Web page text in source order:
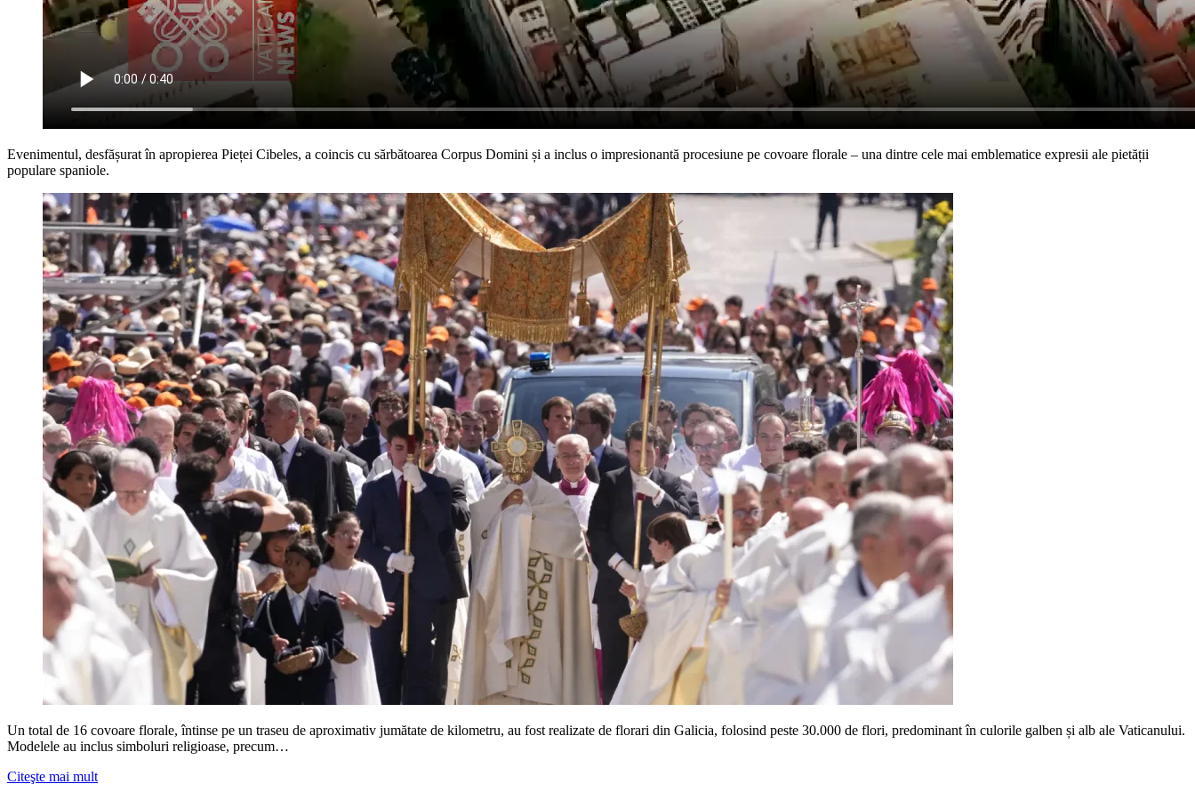
Evenimentul, desfășurat în apropierea Pieței Cibeles, a coincis cu sărbătoarea Corpus Domini și a inclus o impresionantă procesiune pe covoare florale – una dintre cele mai emblematice expresii ale pietății
populare spaniole.
Un total de 16 covoare florale, întinse pe un traseu de aproximativ jumătate de kilometru, au fost realizate de florari din Galicia, folosind peste 30.000 de flori, predominant în culorile galben și alb ale Vaticanului.
Modelele au inclus simboluri religioase, precum…
Citeşte mai mult